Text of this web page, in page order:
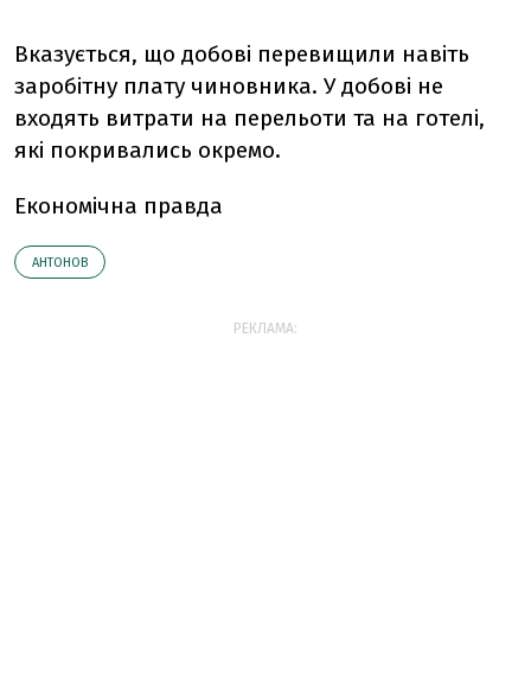
Вказується, що добові перевищили навіть
заробітну плату чиновника. У добові не
входять витрати на перельоти та на готелі,
які покривались окремо.
Економічна правда
АНТОНОВ
РЕКЛАМА: